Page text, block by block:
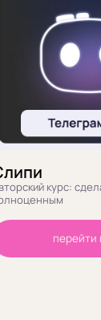
курс:
перейти